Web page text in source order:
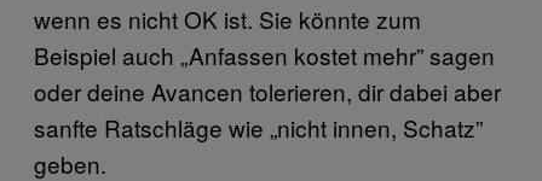
wenn es nicht OK ist. Sie könnte zum
Beispiel auch „Anfassen kostet mehr” sagen
oder deine Avancen tolerieren, dir dabei aber
sanfte Ratschläge wie „nicht innen, Schatz”
geben.